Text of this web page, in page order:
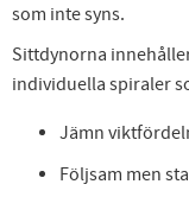
som inte syns.
Sittdynorna
individuella spiraler
Jämn
Följsam men